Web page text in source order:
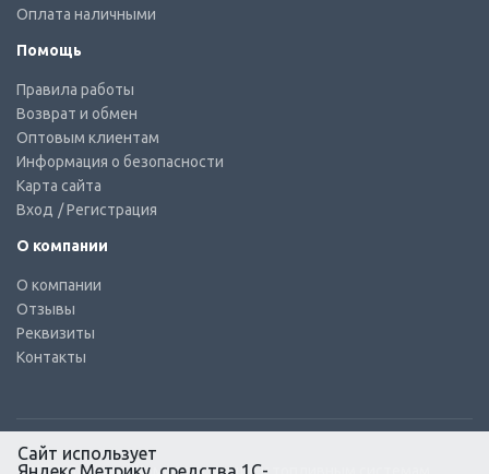
Оплата наличными
Помощь
Правила работы
Возврат и обмен
Оптовым клиентам
Информация о безопасности
Карта сайта
Вход / Регистрация
О компании
О компании
Отзывы
Реквизиты
Контакты
Сайт использует